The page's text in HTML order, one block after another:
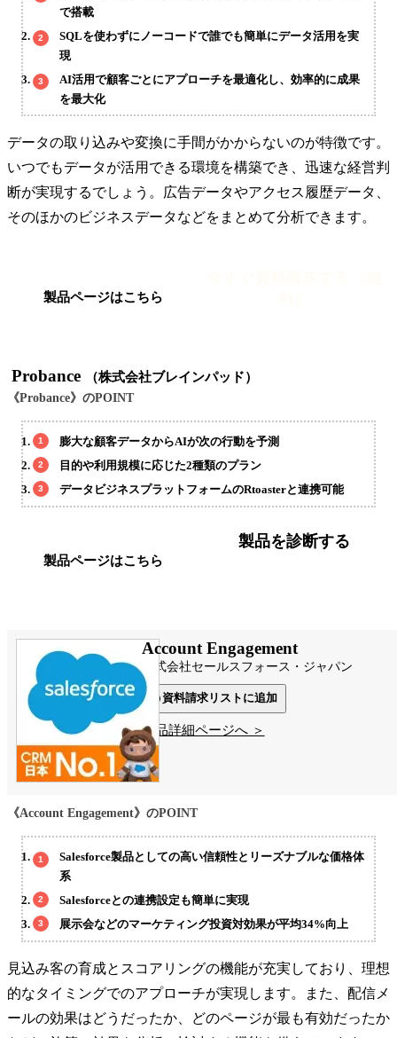
で搭載
SQLを使わずにノーコードで誰でも簡単にデータ活用を実
現
AI活用で顧客ごとにアプローチを最適化し、効率的に成果
を最大化
データの取り込みや変換に手間がかからないのが特徴です。
いつでもデータが活用できる環境を構築でき、迅速な経営判
断が実現するでしょう。広告データやアクセス履歴データ、
そのほかのビジネスデータなどをまとめて分析できます。
製品ページはこちら
Probance （株式会社ブレインパッド）
《Probance》のPOINT
膨大な顧客データからAIが次の行動を予測
目的や利用規模に応じた2種類のプラン
データビジネスプラットフォームのRtoasterと連携可能
製品ページはこちら
製品を診断する
Account Engagement
株式会社セールスフォース・ジャパン
資料請求リストに追加
製品詳細ページへ ＞
《Account Engagement》のPOINT
Salesforce製品としての高い信頼性とリーズナブルな価格体
系
Salesforceとの連携設定も簡単に実現
展示会などのマーケティング投資対効果が平均34%向上
見込み客の育成とスコアリングの機能が充実しており、理想
的なタイミングでのアプローチが実現します。また、配信メ
ールの効果はどうだったか、どのページが最も有効だったか